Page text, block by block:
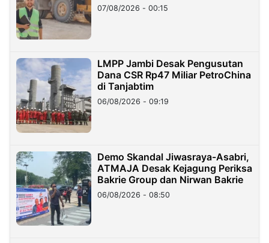
07/08/2026 - 00:15
LMPP Jambi Desak Pengusutan
Dana CSR Rp47 Miliar PetroChina
di Tanjabtim
06/08/2026 - 09:19
Demo Skandal Jiwasraya-Asabri,
ATMAJA Desak Kejagung Periksa
Bakrie Group dan Nirwan Bakrie
06/08/2026 - 08:50